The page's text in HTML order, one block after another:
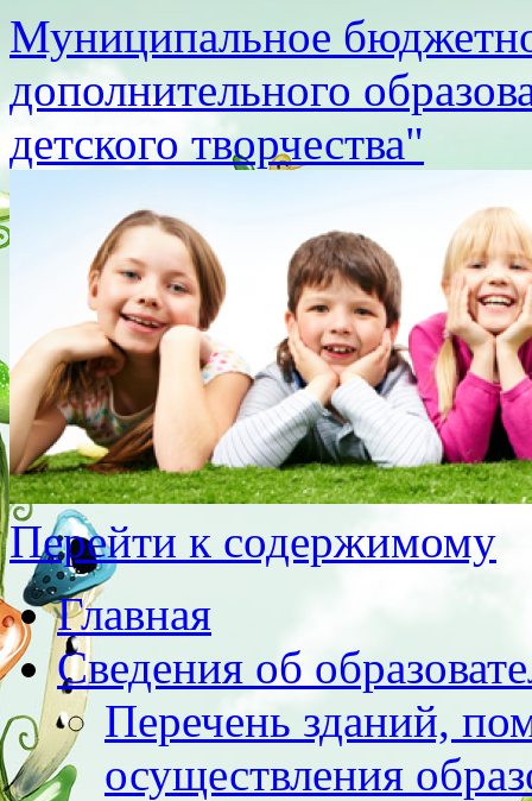
Муниципальное
дополнительного
детского творчества"
Перейти к содержимому
Главная
Сведения об
Перечень зданий,
осуществления